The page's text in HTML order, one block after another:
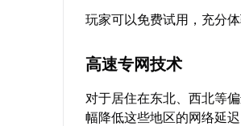
玩家可以免费试用，充分
高速专网技术
对于居住在东北、西北等
幅降低这些地区的网络延